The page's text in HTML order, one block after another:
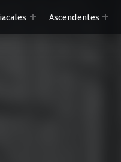
Ascendentes